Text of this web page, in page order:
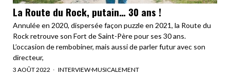
La Route du Rock, putain… 30 ans !
Annulée en 2020, dispersée façon puzzle en 2021, la Route du
Rock retrouve son Fort de Saint-Père pour ses 30 ans.
L’occasion de rembobiner, mais aussi de parler futur avec son
directeur,
3 AOÛT 2022 INTERVIEW·MUSICALEMENT